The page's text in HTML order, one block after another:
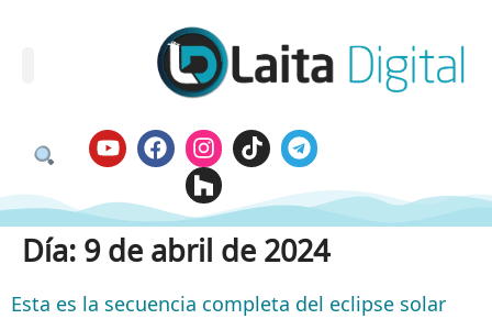
Día: 9 de abril de 2024
Esta es la secuencia completa del eclipse solar